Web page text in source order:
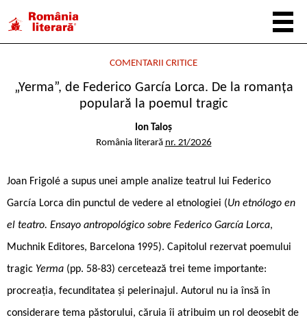
COMENTARII CRITICE
„Yerma”, de Federico García Lorca. De la romanța
populară la poemul tragic
Ion Taloș
România literară nr. 21/2026
Joan Frigolé a supus unei ample analize teatrul lui Federico
García Lorca din punctul de vedere al etnologiei (Un etnólogo en
el teatro. Ensayo antropológico sobre Federico García Lorca,
Muchnik Editores, Barcelona 1995). Capitolul rezervat poemului
tragic Yerma (pp. 58-83) cercetează trei teme importante:
procreația, fecunditatea și pelerinajul. Autorul nu ia însă în
considerare tema păstorului, căruia îi atribuim un rol deosebit de